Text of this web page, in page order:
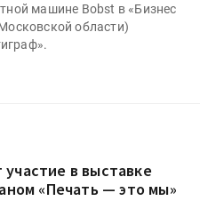
машине Bobst в «Бизнес
области)
в выставке
«Печать — это мы»